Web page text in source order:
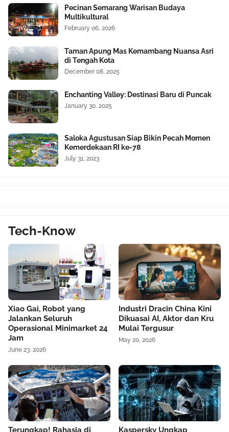
Pecinan Semarang Warisan Budaya
Multikultural
February 06, 2026
Taman Apung Mas Kemambang Nuansa Asri
di Tengah Kota
December 08, 2025
Enchanting Valley: Destinasi Baru di Puncak
January 30, 2025
Saloka Agustusan Siap Bikin Pecah Momen
Kemerdekaan RI ke-78
July 31, 2023
Tech-Know
Xiao Gai, Robot yang
Jalankan Seluruh
Operasional Minimarket 24
Jam
June 23, 2026
Industri Dracin China Kini
Dikuasai AI, Aktor dan Kru
Mulai Tergusur
May 20, 2026
Terungkap! Rahasia di Kaspersky Ungkap